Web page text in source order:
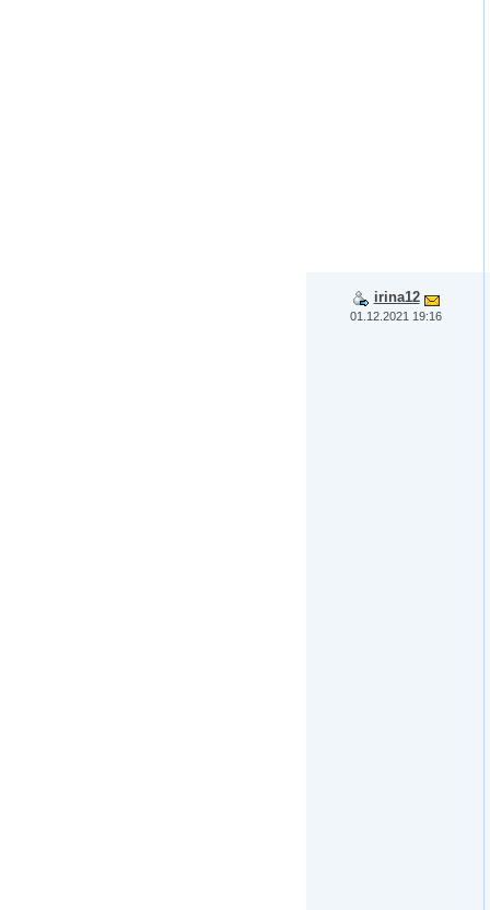
irina12
01.12.2021 19:16